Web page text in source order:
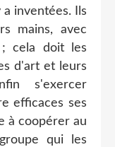
inventées. Ils
mains, avec
cela doit les
d'art et leurs
s'exercer
efficaces ses
à coopérer au
qui les